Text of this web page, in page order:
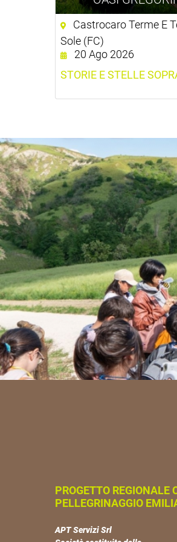
Castrocaro Terme E
Sole (FC)
20 Ago 2026
STORIE E STELLE
PROGETTO REGIONALE
PELLEGRINAGGIO
APT Servizi Srl